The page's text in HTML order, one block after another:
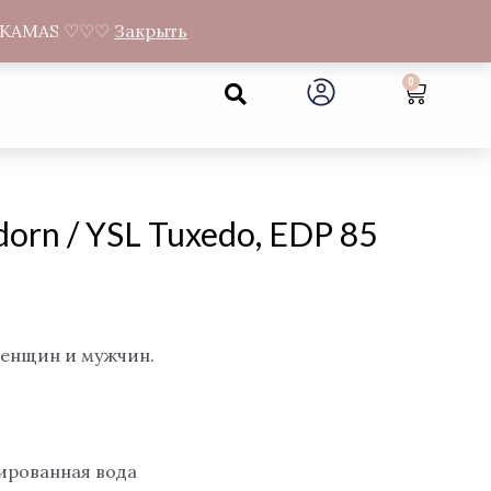
Search 0 Cart
/ YSL Tuxedo, EDP 85
и мужчин.
вода
♡♡♡ Закрыть